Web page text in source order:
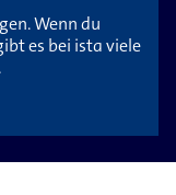
Wenn du
es bei ista viele